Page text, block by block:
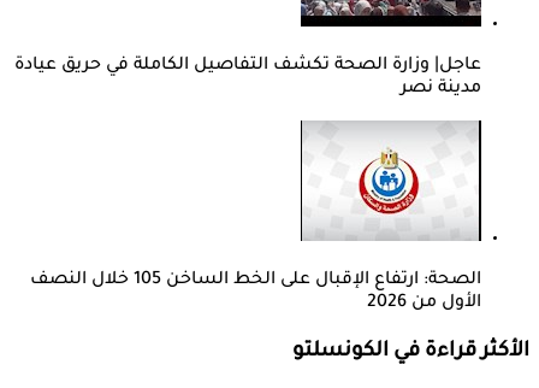
عاجل| وزارة الصحة تكشف التفاصيل الكاملة في حريق عيادة
مدينة نصر
الصحة: ارتفاع الإقبال على الخط الساخن 105 خلال النصف
الأول من 2026
الأكثر قراءة في الكونسلتو